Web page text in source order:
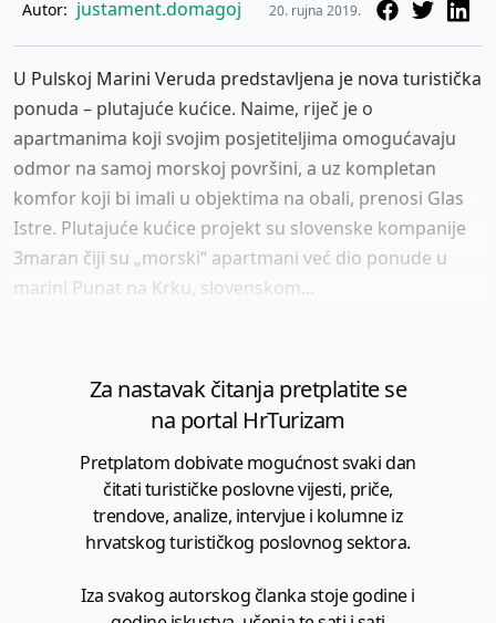
Autor: justament.domagoj 20. rujna 2019.
U Pulskoj Marini Veruda predstavljena je nova turistička
ponuda – plutajuće kućice. Naime, riječ je o
apartmanima koji svojim posjetiteljima omogućavaju
odmor na samoj morskoj površini, a uz kompletan
komfor koji bi imali u objektima na obali, prenosi Glas
Istre. Plutajuće kućice projekt su slovenske kompanije
3maran čiji su „morski“ apartmani već dio ponude u
marini Punat na Krku, slovenskom...
Za nastavak čitanja pretplatite se
na portal HrTurizam
Pretplatom dobivate mogućnost svaki dan
čitati turističke poslovne vijesti, priče,
trendove, analize, intervjue i kolumne iz
hrvatskog turističkog poslovnog sektora.
Iza svakog autorskog članka stoje godine i